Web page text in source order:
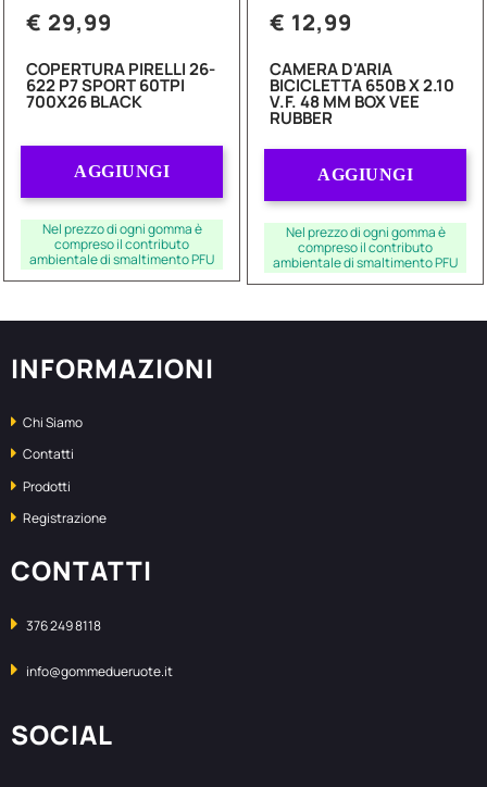
€ 29,99
COPERTURA PIRELLI 26-
622 P7 SPORT 60TPI
700X26 BLACK
AGGIUNGI
Nel prezzo di ogni gomma è
compreso il contributo
ambientale di smaltimento PFU
€ 12,99
CAMERA D'ARIA
BICICLETTA 650B X 2.10
V.F. 48 MM BOX VEE
RUBBER
AGGIUNGI
Nel prezzo di ogni gomma è
compreso il contributo
ambientale di smaltimento PFU
INFORMAZIONI
Chi Siamo
Contatti
Prodotti
Registrazione
CONTATTI
376 249 8118
info@gommedueruote.it
SOCIAL